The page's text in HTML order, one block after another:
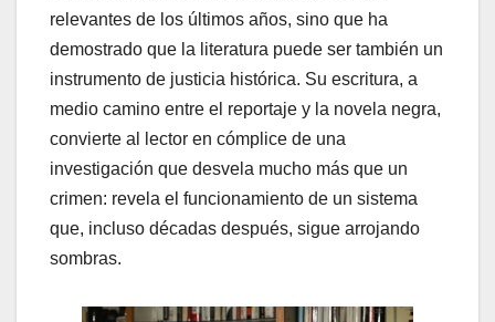
relevantes de los últimos años, sino que ha
demostrado que la literatura puede ser también un
instrumento de justicia histórica. Su escritura, a
medio camino entre el reportaje y la novela negra,
convierte al lector en cómplice de una
investigación que desvela mucho más que un
crimen: revela el funcionamiento de un sistema
que, incluso décadas después, sigue arrojando
sombras.